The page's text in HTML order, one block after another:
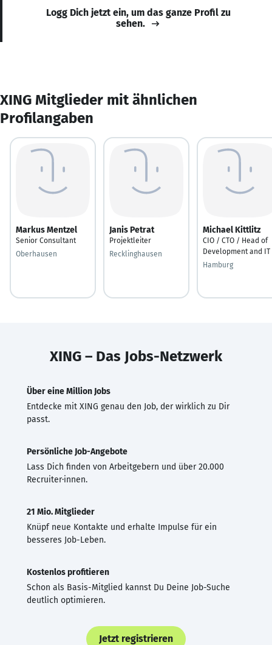
Logg Dich jetzt ein, um das ganze Profil zu
sehen.
XING Mitglieder mit ähnlichen
Profilangaben
Markus Mentzel
Senior Consultant
Oberhausen
Janis Petrat
Projektleiter
Recklinghausen
Michael Kittlitz
CIO / CTO / Head of
Development and IT
Hamburg
XING – Das Jobs-Netzwerk
Über eine Million Jobs
Entdecke mit XING genau den Job, der wirklich zu Dir
passt.
Persönliche Job-Angebote
Lass Dich finden von Arbeitgebern und über 20.000
Recruiter·innen.
21 Mio. Mitglieder
Knüpf neue Kontakte und erhalte Impulse für ein
besseres Job-Leben.
Kostenlos profitieren
Schon als Basis-Mitglied kannst Du Deine Job-Suche
deutlich optimieren.
Jetzt registrieren